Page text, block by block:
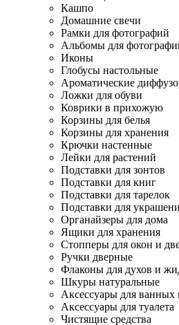
Кашпо
Домашние свечи
Рамки для фотографий
Альбомы для
Иконы
Глобусы настольные
Ароматические
Ложки для обуви
Коврики в прихожую
Корзины для белья
Корзины для хранения
Крючки настенные
Лейки для растений
Подставки для зонтов
Подставки для книг
Подставки для тарелок
Подставки для
Органайзеры для дома
Ящики для хранения
Стопперы для окон и
Ручки дверные
Флаконы для духов и
Шкуры натуральные
Аксессуары для ванных
Аксессуары для туалета
Чистящие средства